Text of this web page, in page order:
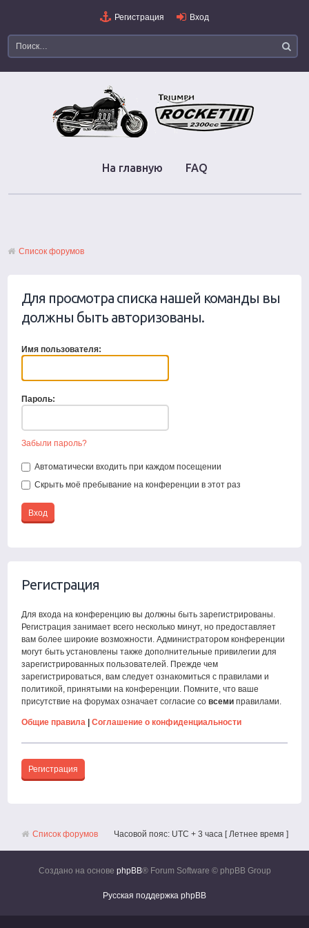
Регистрация Вход
На главную FAQ
Список форумов
Для просмотра списка нашей команды вы
должны быть авторизованы.
Имя пользователя:
Пароль:
Забыли пароль?
Автоматически входить при каждом посещении
Скрыть моё пребывание на конференции в этот раз
Регистрация
Для входа на конференцию вы должны быть зарегистрированы.
Регистрация занимает всего несколько минут, но предоставляет
вам более широкие возможности. Администратором конференции
могут быть установлены также дополнительные привилегии для
зарегистрированных пользователей. Прежде чем
зарегистрироваться, вам следует ознакомиться с правилами и
политикой, принятыми на конференции. Помните, что ваше
присутствие на форумах означает согласие совсеми правилами.
Общие правила |Соглашение о конфиденциальности
Регистрация
Список форумов Часовой пояс: UTC + 3 часа [ Летнее время ]
Создано на основе phpBB® Forum Software © phpBB Group
Русская поддержка phpBB